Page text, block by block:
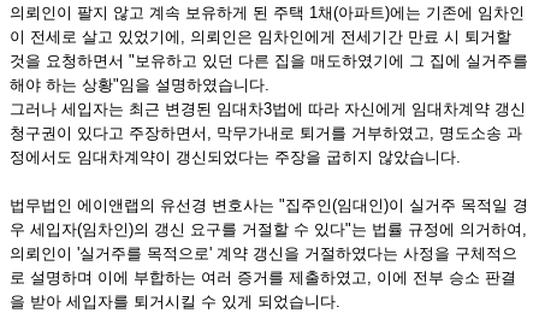
의뢰인이 팔지 않고 계속 보유하게 된 주택 1채(아파트)에는 기존에 임차인
이 전세로 살고 있었기에, 의뢰인은 임차인에게 전세기간 만료 시 퇴거할
것을 요청하면서 "보유하고 있던 다른 집을 매도하였기에 그 집에 실거주를
해야 하는 상황"임을 설명하였습니다.
그러나 세입자는 최근 변경된 임대차3법에 따라 자신에게 임대차계약 갱신
청구권이 있다고 주장하면서, 막무가내로 퇴거를 거부하였고, 명도소송 과
정에서도 임대차계약이 갱신되었다는 주장을 굽히지 않았습니다.
법무법인 에이앤랩의 유선경 변호사는 "집주인(임대인)이 실거주 목적일 경
우 세입자(임차인)의 갱신 요구를 거절할 수 있다"는 법률 규정에 의거하여,
의뢰인이 '실거주를 목적으로' 계약 갱신을 거절하였다는 사정을 구체적으
로 설명하며 이에 부합하는 여러 증거를 제출하였고, 이에 전부 승소 판결
을 받아 세입자를 퇴거시킬 수 있게 되었습니다.